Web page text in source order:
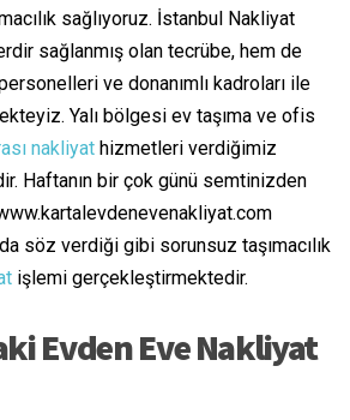
sağlıyoruz. İstanbul Nakliyat
sağlanmış olan tecrübe, hem de
ve donanımlı kadroları ile
Yalı bölgesi ev taşıma ve ofis
nakliyat hizmetleri verdiğimiz
Haftanın bir çok günü semtinizden
söz verdiği gibi sorunsuz taşımacılık
işlemi gerçekleştirmektedir.
Evden Eve Nakliyat